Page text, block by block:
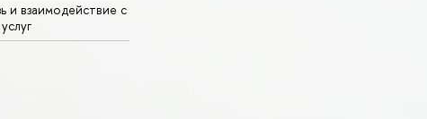
и взаимодействие с